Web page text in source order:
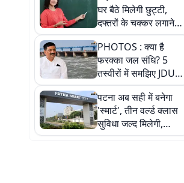
घर बैठे मिलेगी छुट्टी,
दफ्तरों के चक्कर लगाने
की जरूरत नहीं, जानें पूरी
प्रक्रिया
PHOTOS : क्या है
फरक्का जल संधि? 5
तस्वीरों में समझिए JDU के
विरोध से लेकर बिहार पर
असर तक पूरी कहानी
पटना अब सही में बनेगा
'स्मार्ट', तीन वर्ल्ड क्लास
सुविधा जल्द मिलेगी,
जानिए पूरी डिटेल